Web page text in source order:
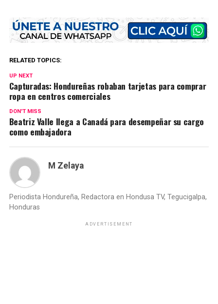
RELATED TOPICS:
UP NEXT
Capturadas: Hondureñas robaban tarjetas para comprar
ropa en centros comerciales
DON'T MISS
Beatriz Valle llega a Canadá para desempeñar su cargo
como embajadora
M Zelaya
Periodista Hondureña, Redactora en Hondusa TV, Tegucigalpa,
Honduras
ADVERTISEMENT